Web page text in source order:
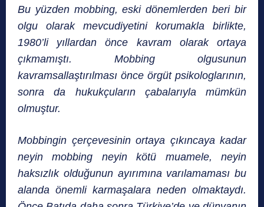
Bu yüzden mobbing, eski dönemlerden beri bir
olgu olarak mevcudiyetini korumakla birlikte,
1980’li yıllardan önce kavram olarak ortaya
çıkmamıştı. Mobbing olgusunun
kavramsallaştırılması önce örgüt psikologlarının,
sonra da hukukçuların çabalarıyla mümkün
olmuştur.
Mobbingin çerçevesinin ortaya çıkıncaya kadar
neyin mobbing neyin kötü muamele, neyin
haksızlık olduğunun ayırımına varılamaması bu
alanda önemli karmaşalara neden olmaktaydı.